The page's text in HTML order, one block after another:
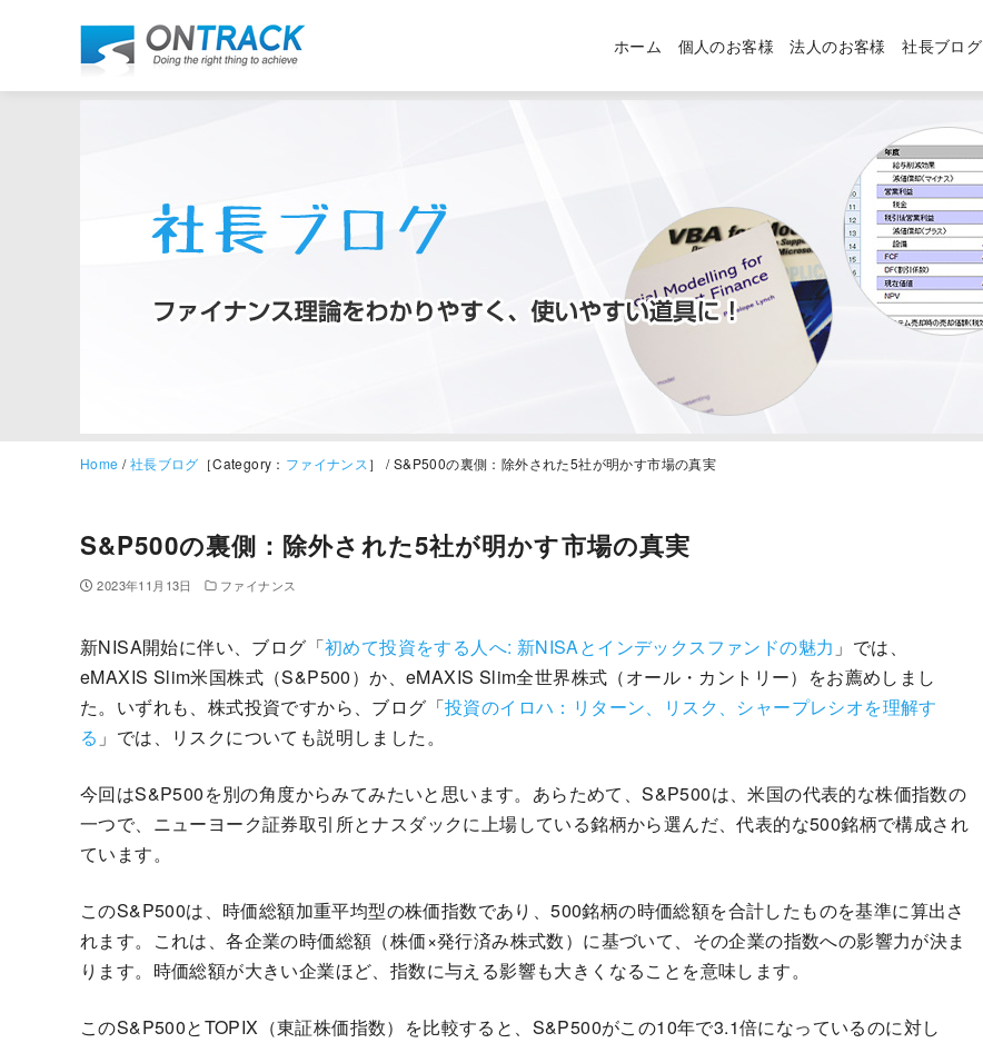
ホーム 個人のお客様 法人のお客様 社長ブログ
Home /社長ブログ ［Category： ファイナンス ］ / S&P500の裏側：除外された5社が明かす市場の真実
S&P500の裏側：除外された5社が明かす市場の真実
2023年11月13日 ファイナンス
新NISA開始に伴い、ブログ「初めて投資をする人へ: 新NISAとインデックスファンドの魅力 」では、
eMAXIS Slim米国株式（S&P500）か、eMAXIS Slim全世界株式（オール・カントリー）をお薦めしまし
た。いずれも、株式投資ですから、ブログ「投資のイロハ：リターン、リスク、シャープレシオを理解す
る 」では、リスクについても説明しました。
今回はS&P500を別の角度からみてみたいと思います。あらためて、S&P500は、米国の代表的な株価指数の
一つで、ニューヨーク証券取引所とナスダックに上場している銘柄から選んだ、代表的な500銘柄で構成され
ています。
このS&P500は、時価総額加重平均型の株価指数であり、500銘柄の時価総額を合計したものを基準に算出さ
れます。これは、各企業の時価総額（株価×発行済み株式数）に基づいて、その企業の指数への影響力が決ま
ります。時価総額が大きい企業ほど、指数に与える影響も大きくなることを意味します。
このS&P500とTOPIX（東証株価指数）を比較すると、S&P500がこの10年で3.1倍になっているのに対し